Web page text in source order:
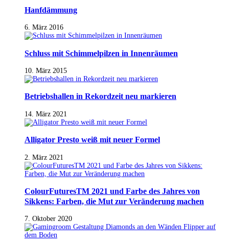
Hanfdämmung
6. März 2016
Schluss mit Schimmelpilzen in Innenräumen
10. März 2015
Betriebshallen in Rekordzeit neu markieren
14. März 2021
Alligator Presto weiß mit neuer Formel
2. März 2021
ColourFuturesTM 2021 und Farbe des Jahres von
Sikkens: Farben, die Mut zur Veränderung machen
7. Oktober 2020